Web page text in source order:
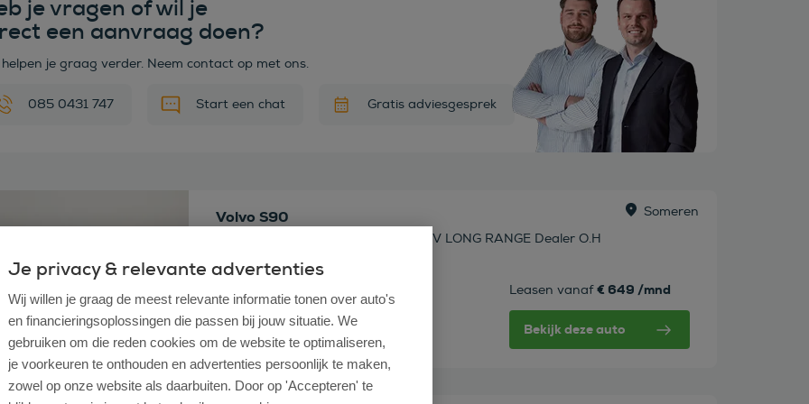
je vragen of wil je
een aanvraag doen?
je graag verder. Neem contact op met ons.
085 0431 747 Start een chat Gratis adviesgesprek
Someren
Volvo S90
T8 AWD Ultimate Dark 456pk PHEV LONG RANGE Dealer O.H
Bouwjaar 2024
Brandstof Hybride
Transmissie Automaat
Vraagprijs € 45.430 Incl. Btw
Leasen vanaf € 649 /mnd
Bekijk deze auto
Je privacy & relevante advertenties
Wij willen je graag de meest relevante informatie tonen over auto's
en financieringsoplossingen die passen bij jouw situatie. We
gebruiken om die reden cookies om de website te optimaliseren,
je voorkeuren te onthouden en advertenties persoonlijk te maken,
zowel op onze website als daarbuiten. Door op 'Accepteren' te